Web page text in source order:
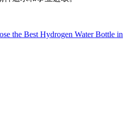
the Best Hydrogen Water Bottle in